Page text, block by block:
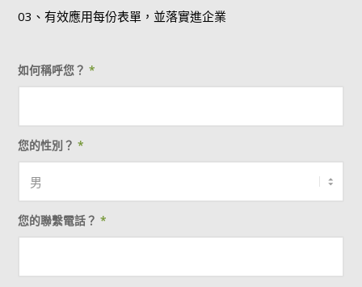
03、有效應用每份表單，並落實進企業
如何稱呼您？*
您的性別？*
您的聯繫電話？*